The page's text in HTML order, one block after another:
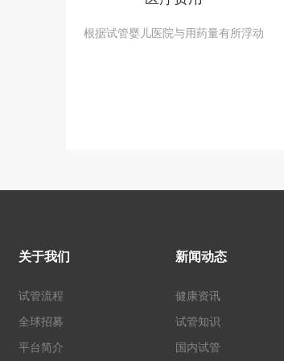
根据试管婴儿医院与用药量有所浮动
关于我们
试管流程
全球招募
平台简介
新闻动态
健康资讯
试管知识
国内试管